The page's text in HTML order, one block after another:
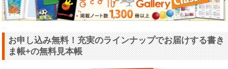
お申し込み無料！充実のラインナップでお届けする書き
ま帳+の無料見本帳